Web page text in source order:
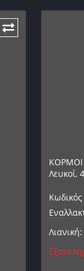
ΚΟΡΜΟΙ
Λευκοί,
Λιανική: